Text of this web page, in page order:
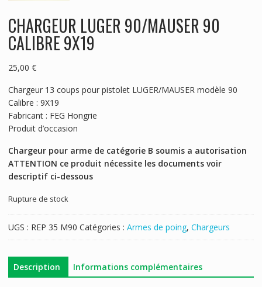
CHARGEUR LUGER 90/MAUSER 90
CALIBRE 9X19
25,00 €
Chargeur 13 coups pour pistolet LUGER/MAUSER modèle 90
Calibre : 9X19
Fabricant : FEG Hongrie
Produit d’occasion
Chargeur pour arme de catégorie B soumis a autorisation
ATTENTION ce produit nécessite les documents voir
descriptif ci-dessous
Rupture de stock
UGS : REP 35 M90 Catégories : Armes de poing, Chargeurs
Description Informations complémentaires